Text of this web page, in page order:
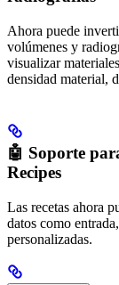
Ahora puede
volúmenes y
visualizar
densidad material,
🤖 Soporte
Recipes
Las recetas ahora
datos como
personalizadas.